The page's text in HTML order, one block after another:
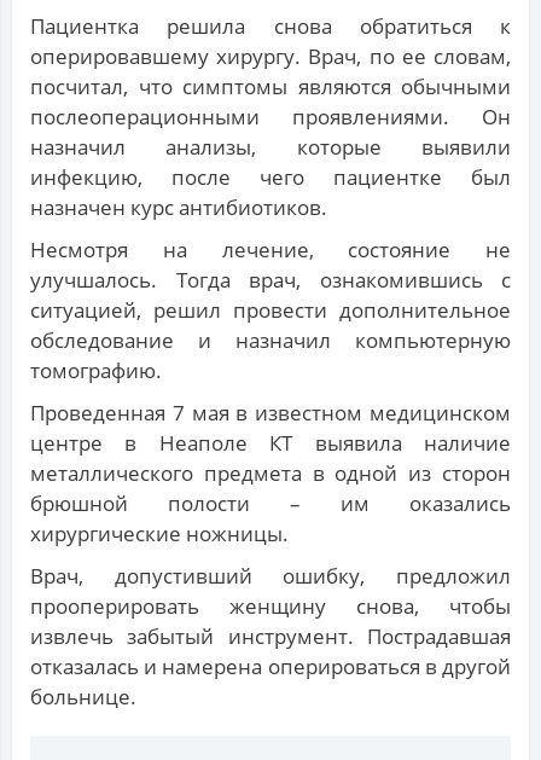
Пациентка решила снова обратиться к
оперировавшему хирургу. Врач, по ее словам,
посчитал, что симптомы являются обычными
послеоперационными проявлениями. Он
назначил анализы, которые выявили
инфекцию, после чего пациентке был
назначен курс антибиотиков.
Несмотря на лечение, состояние не
улучшалось. Тогда врач, ознакомившись с
ситуацией, решил провести дополнительное
обследование и назначил компьютерную
томографию.
Проведенная 7 мая в известном медицинском
центре в Неаполе КТ выявила наличие
металлического предмета в одной из сторон
брюшной полости – им оказались
хирургические ножницы.
Врач, допустивший ошибку, предложил
прооперировать женщину снова, чтобы
извлечь забытый инструмент. Пострадавшая
отказалась и намерена оперироваться в другой
больнице.